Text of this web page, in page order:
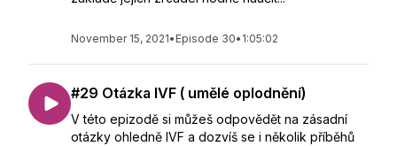
November 15, 2021• Episode 30• 1:05:02
#29 Otázka IVF ( umělé oplodnění)
V této epizodě si můžeš odpovědět na zásadní
otázky ohledně IVF a dozvíš se i několik příběhů